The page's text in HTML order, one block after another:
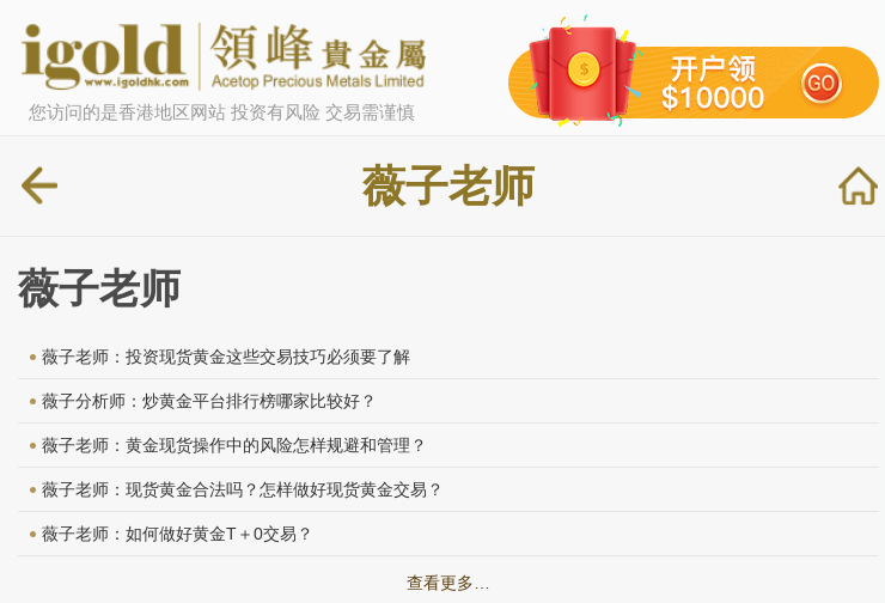
您访问的是香港地区网站 投资有风险 交易需谨慎
薇子老师
薇子老师
薇子老师：投资现货黄金这些交易技巧必须要了解
薇子分析师：炒黄金平台排行榜哪家比较好？
薇子老师：黄金现货操作中的风险怎样规避和管理？
薇子老师：现货黄金合法吗？怎样做好现货黄金交易？
薇子老师：如何做好黄金T＋0交易？
查看更多…